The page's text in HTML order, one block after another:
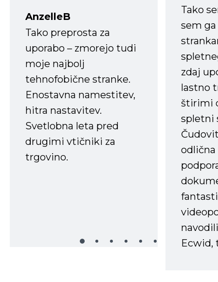
AnzelleB
Tako preprosta za
uporabo – zmorejo tudi
moje najbolj
tehnofobične stranke.
Enostavna namestitev,
hitra nastavitev.
Svetlobna leta pred
drugimi vtičniki za
trgovino.
Tako
sem
zdaj
lastno
štirimi
spletni
Ecwid,